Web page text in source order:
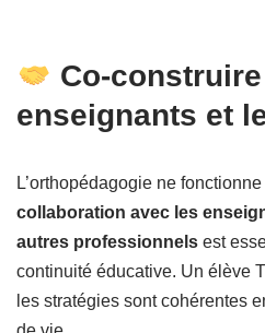
Co-
enseignants et
L’orthopédagogie ne
collaboration avec les
autres professionnels est
continuité éducative. Un élève
les stratégies sont cohérentes